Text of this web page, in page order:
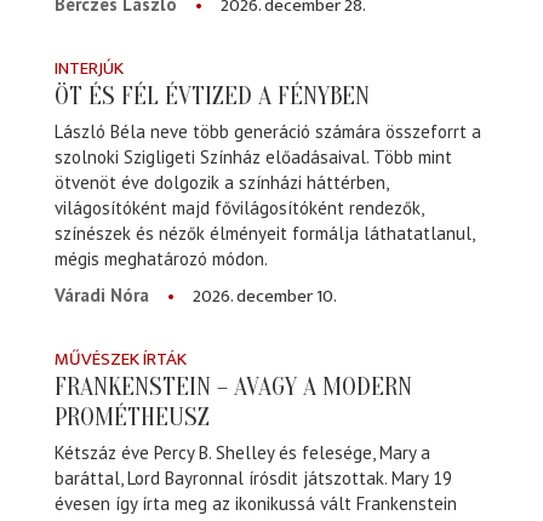
INTERJÚK
ÖT ÉS FÉL ÉVTIZED A FÉNYBEN
László Béla neve több generáció számára összeforrt a
szolnoki Szigligeti Színház előadásaival. Több mint
ötvenöt éve dolgozik a színházi háttérben,
világosítóként majd fővilágosítóként rendezők,
színészek és nézők élményeit formálja láthatatlanul,
mégis meghatározó módon.
Váradi Nóra
2026. december 10.
MŰVÉSZEK ÍRTÁK
FRANKENSTEIN – AVAGY A MODERN
PROMÉTHEUSZ
Kétszáz éve Percy B. Shelley és felesége, Mary a
baráttal, Lord Bayronnal írósdit játszottak. Mary 19
évesen így írta meg az ikonikussá vált Frankenstein